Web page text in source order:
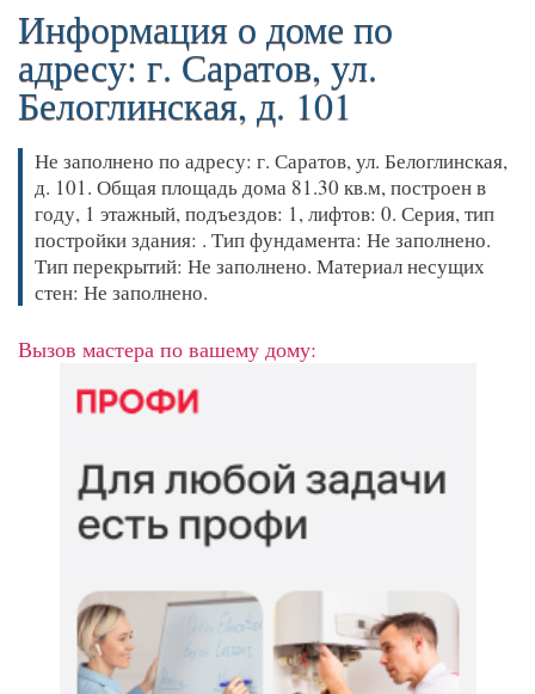
Информация о доме по
адресу: г. Саратов, ул.
Белоглинская, д. 101
Не заполнено по адресу: г. Саратов, ул. Белоглинская,
д. 101. Общая площадь дома 81.30 кв.м, построен в
году, 1 этажный, подъездов: 1, лифтов: 0. Серия, тип
постройки здания: . Тип фундамента: Не заполнено.
Тип перекрытий: Не заполнено. Материал несущих
стен: Не заполнено.
Вызов мастера по вашему дому: